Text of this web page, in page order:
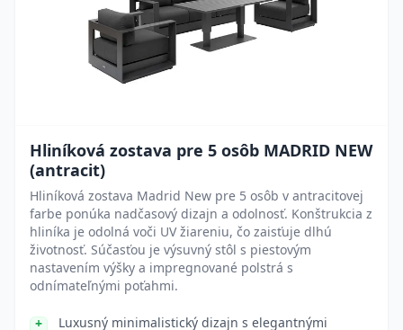
Hliníková zostava pre 5 osôb MADRID NEW
(antracit)
Hliníková zostava Madrid New pre 5 osôb v antracitovej
farbe ponúka nadčasový dizajn a odolnosť. Konštrukcia z
hliníka je odolná voči UV žiareniu, čo zaisťuje dlhú
životnosť. Súčasťou je výsuvný stôl s piestovým
nastavením výšky a impregnované polstrá s
odnímateľnými poťahmi.
Luxusný minimalistický dizajn s elegantnými